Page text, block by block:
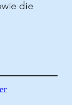
die